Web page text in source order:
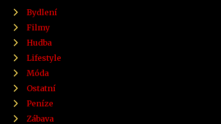
Bydlení
Filmy
Hudba
Lifestyle
Móda
Ostatní
Peníze
Zábava